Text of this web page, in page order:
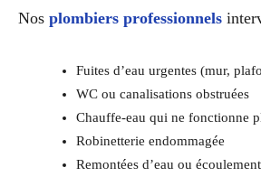
Nos plombiers professionnels
Fuites d’eau urgentes (mur,
WC ou canalisations obstruées
Chauffe-eau qui ne fonctionne
Robinetterie endommagée
Remontées d’eau ou